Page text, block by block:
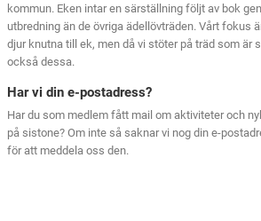
kommun. Eken intar en särställning följt av bok
utbredning än de övriga ädellövträden. Vårt fokus
djur knutna till ek, men då vi stöter på träd som är
också dessa.
Har vi din e-postadress?
Har du som medlem fått mail om aktiviteter och
på sistone? Om inte så saknar vi nog din e-
för att meddela oss den.